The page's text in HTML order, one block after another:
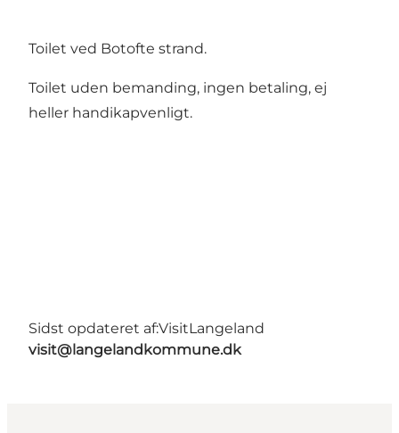
Toilet ved Botofte strand.
Toilet uden bemanding, ingen betaling, ej
heller handikapvenligt.
Sidst opdateret af:VisitLangeland
visit@langelandkommune.dk